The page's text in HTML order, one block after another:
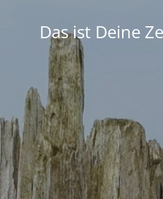
springenDas ist Deine